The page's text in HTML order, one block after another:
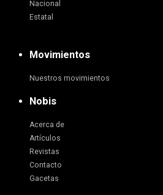
Nacional
Estatal
Movimientos
Nuestros movimientos
Nobis
Acerca de
Artículos
Revistas
Contacto
Gacetas